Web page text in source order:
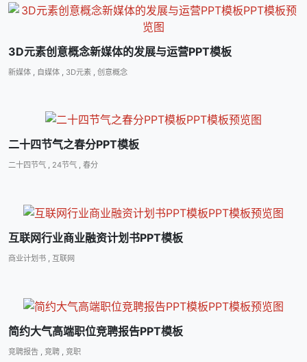
3D元素创意概念新媒体的发展与运营PPT模板
新媒体 自媒体 3D元素 创意概念
二十四节气之春分PPT模板
二十四节气 , 24节气 , 春分
互联网行业商业融资计划书PPT模板
商业计划书 , 互联网
简约大气高端职位竞聘报告PPT模板
竞聘报告 竞聘 竞职